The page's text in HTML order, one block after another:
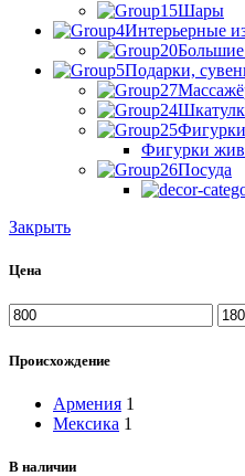
Шары
Интерьерные
Подарки,
Фигурки
Фигурки
Посуда
Закрыть
Цена
Min
price
Происхождение
Армения 1
Мексика 1
В наличии